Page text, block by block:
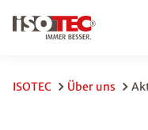
ISOTEC Über uns